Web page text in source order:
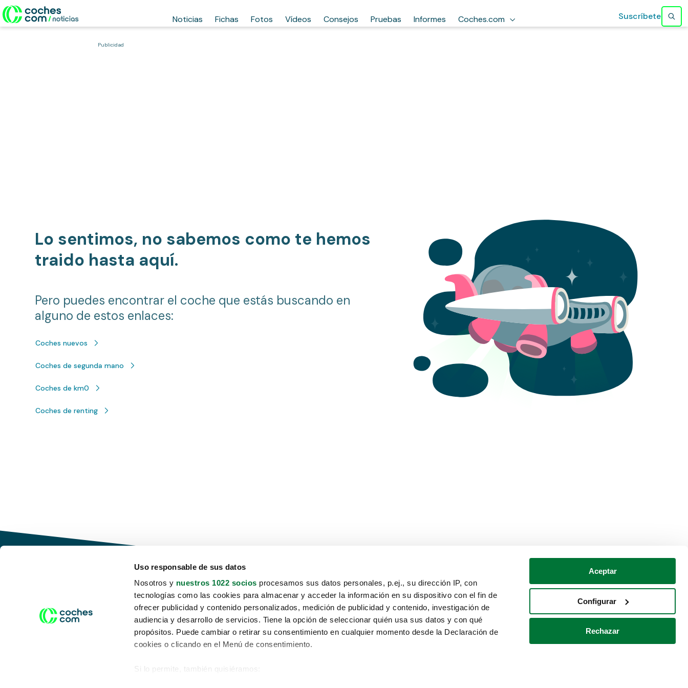
Uso responsable de sus datos
Nosotros y nuestros 1022 socios procesamos sus datos personales, p.ej., su dirección IP, con
tecnologías como las cookies para almacenar y acceder la información en su dispositivo con el fin de
ofrecer publicidad y contenido personalizados, medición de publicidad y contenido, investigación de
audiencia y desarrollo de servicios. Tiene la opción de seleccionar quién usa sus datos y con qué
propósitos. Puede cambiar o retirar su consentimiento en cualquier momento desde la Declaración de
cookies o clicando en el Menú de consentimiento.
Si lo permite, también quisiéramos:
Aceptar
Configurar
Rechazar
Noticias Fichas Fotos Vídeos Consejos Pruebas Informes Coches.com Suscríbete
Publicidad
Lo sentimos, no sabemos como te hemos
traido hasta aquí.
Pero puedes encontrar el coche que estás buscando en
alguno de estos enlaces:
Coches nuevos
Coches de segunda mano
Coches de km0
Coches de renting
Conduce tu futuro,
desata tu movilidad